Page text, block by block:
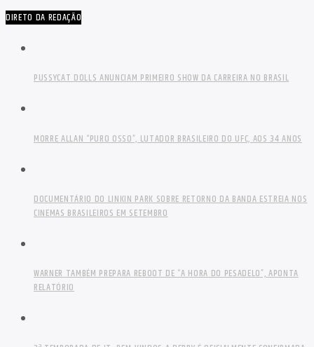
DIRETO DA REDAÇÃO
PUSSYCAT DOLLS ANUNCIAM PRIMEIRO SHOW DA CARREIRA NO BRASIL
MORRE ALLAN “PURO OSSO”, LUTADOR BRASILEIRO DO UFC, AOS 34 ANOS
DOCUMENTÁRIO DO LINKIN PARK SOBRE RETORNO DA BANDA ESTREIA NOS
CINEMAS BRASILEIROS EM SETEMBRO
WARNER TAMBÉM PREPARA REBOOT DE “A HORA DO PESADELO”, APONTA
RELATÓRIO